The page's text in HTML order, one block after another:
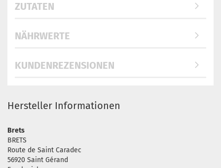
ZUTATEN
NÄHRWERTE
KUNDENREZENSIONEN
Hersteller Informationen
Brets
BRETS
Route de Saint Caradec
56920 Saint Gérand